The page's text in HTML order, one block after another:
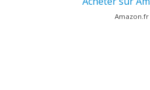
Amazon.fr